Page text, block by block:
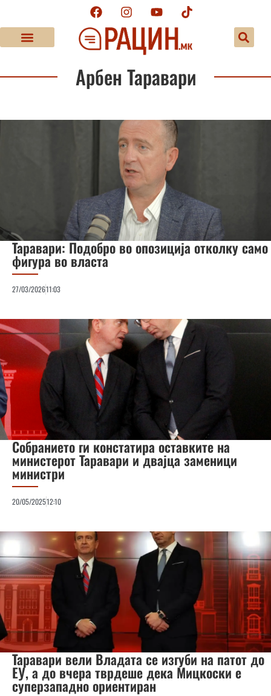
Арбен Таравари
Таравари: Подобро во опозиција отколку само
фигура во власта
27/03/202611:03
Собранието ги констатира оставките на
министерот Таравари и двајца заменици
министри
20/05/202512:10
Таравари вели Владата се изгуби на патот до
ЕУ, а до вчера тврдеше дека Мицкоски е
суперзападно ориентиран